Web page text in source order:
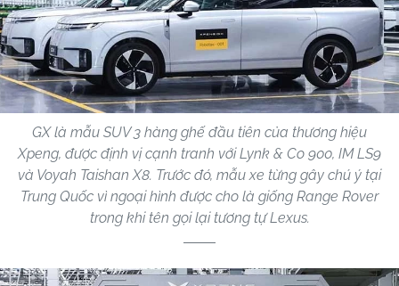
GX là mẫu SUV 3 hàng ghế đầu tiên của thương hiệu
Xpeng, được định vị cạnh tranh với Lynk & Co 900, IM LS9
và Voyah Taishan X8. Trước đó, mẫu xe từng gây chú ý tại
Trung Quốc vì ngoại hình được cho là giống Range Rover
trong khi tên gọi lại tương tự Lexus.